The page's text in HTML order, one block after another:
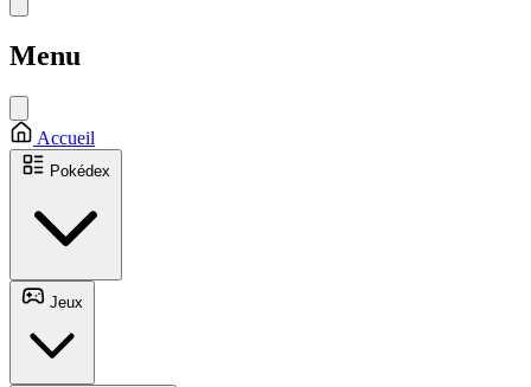
Menu
Accueil